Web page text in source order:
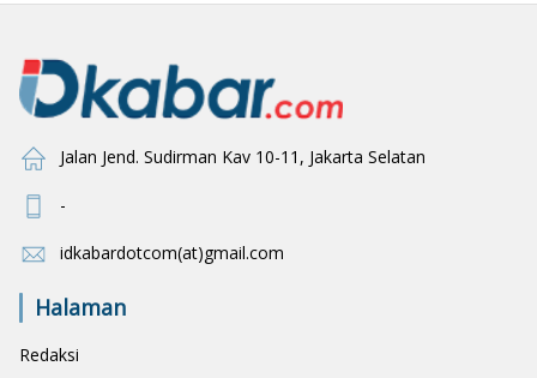
Jalan Jend. Sudirman Kav 10-11, Jakarta Selatan
-
idkabardotcom(at)gmail.com
Halaman
Redaksi